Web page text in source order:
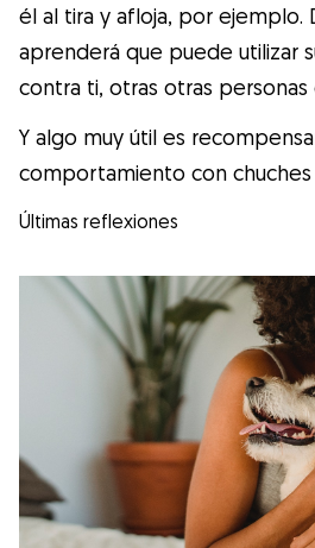
él al tira y afloja, por ejemplo.
aprenderá que puede utilizar
contra ti, otras otras personas
Y algo muy útil es
comportamiento con
Últimas reflexiones